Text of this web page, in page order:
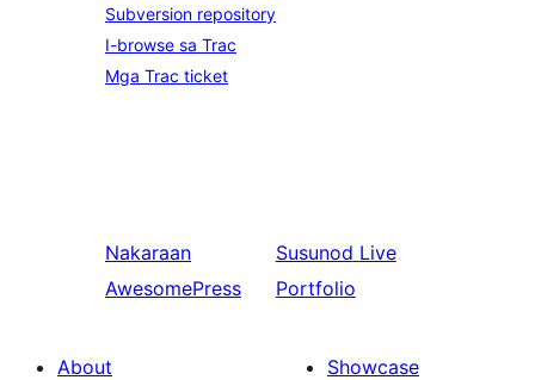
Subversion repository
I-browse sa Trac
Mga Trac ticket
Nakaraan
AwesomePress
Susunod Live
Portfolio
About
Showcase